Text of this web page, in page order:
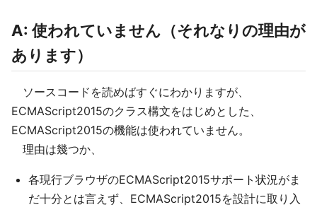
A: 使われていません（それなりの理由が
あります）
ソースコードを読めばすぐにわかりますが、
ECMAScript2015のクラス構文をはじめとした、
ECMAScript2015の機能は使われていません。
理由は幾つか、
各現行ブラウザのECMAScript2015サポート状況がま
だ十分とは言えず、ECMAScript2015を設計に取り入